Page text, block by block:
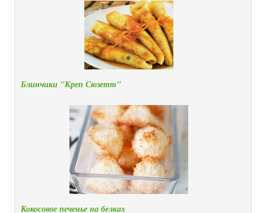
Блинчики "Креп Сюзетт"
Кокосовое печенье на белках